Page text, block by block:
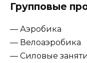
Групповые
— Аэробика
— Велоаэробика
— Силовые